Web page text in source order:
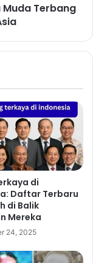
Muda Terbang
di
Daftar Terbaru
di Balik
Mereka
24, 2025